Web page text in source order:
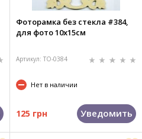
Фоторамка без стекла #384,
для фото 10х15см
Артикул: TO-0384
Нет в наличии
125 грн Уведомить